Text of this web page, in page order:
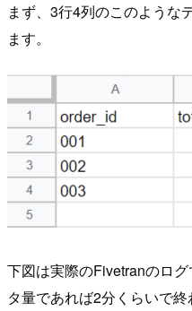
まず、3行4列のこのような
ます。
下図は実際のFivetranのロ
タ量であれば2分くらいで終